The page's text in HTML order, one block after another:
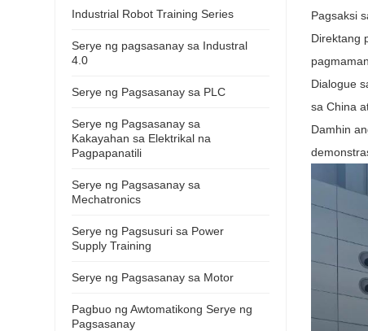
Pagsaksi
Direktang
Dialogue
sa China
Damhin
Industrial Robot Training Series
Serye ng pagsasanay sa Industral
4.0
Serye ng Pagsasanay sa PLC
Serye ng Pagsasanay sa
Kakayahan sa Elektrikal na
Pagpapanatili
Serye ng Pagsasanay sa
Mechatronics
Serye ng Pagsusuri sa Power
Supply Training
Serye ng Pagsasanay sa Motor
Pagbuo ng Awtomatikong Serye ng
Pagsasanay